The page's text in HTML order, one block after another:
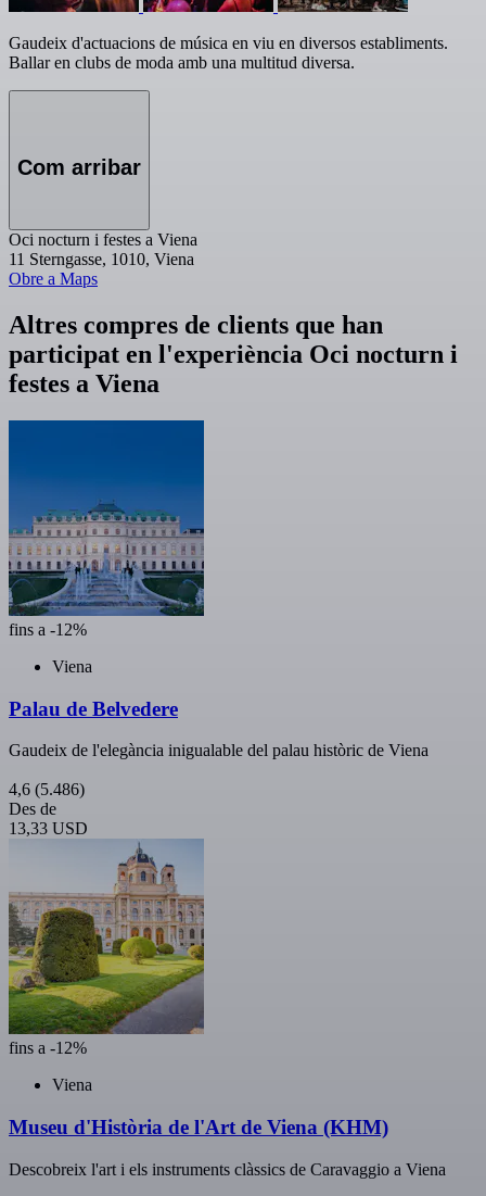
Gaudeix d'actuacions de música en viu en diversos establiments.
Ballar en clubs de moda amb una multitud diversa.
Com arribar
Oci nocturn i festes a Viena
11 Sterngasse, 1010, Viena
Obre a Maps
Altres compres de clients que han
participat en l'experiència Oci nocturn i
festes a Viena
fins a -12%
Viena
Palau de Belvedere
Gaudeix de l'elegància inigualable del palau històric de Viena
4,6 (5.486)
Des de
13,33 USD
fins a -12%
Viena
Museu d'Història de l'Art de Viena (KHM)
Descobreix l'art i els instruments clàssics de Caravaggio a Viena